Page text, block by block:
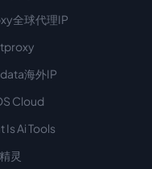
全球代理IP
海外IP
Cloud
Is Ai Tools
灵